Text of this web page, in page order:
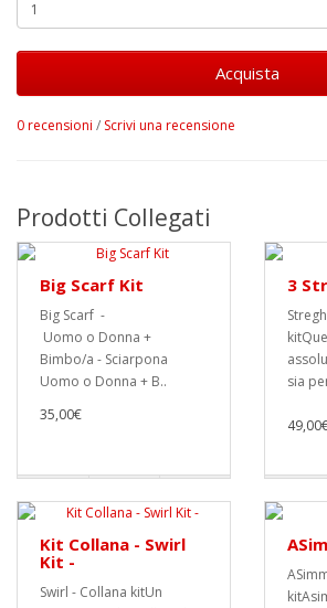
Acquista
0 recensioni / Scrivi una recensione
Prodotti Collegati
Big Scarf Kit
Big Scarf -
Uomo o Donna +
Bimbo/a - Sciarpona
Uomo o Donna + B..
35,00€
3
sia
Kit Collana - Swirl
Kit -
Swirl - Collana kitUn